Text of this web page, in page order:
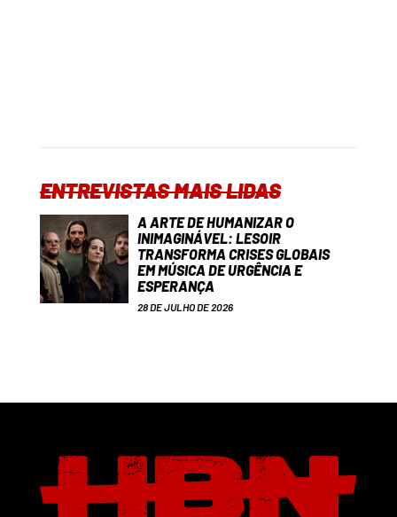
ENTREVISTAS MAIS LIDAS
A ARTE DE HUMANIZAR O
INIMAGINÁVEL: LESOIR
TRANSFORMA CRISES GLOBAIS
EM MÚSICA DE URGÊNCIA E
ESPERANÇA
28 DE JULHO DE 2026